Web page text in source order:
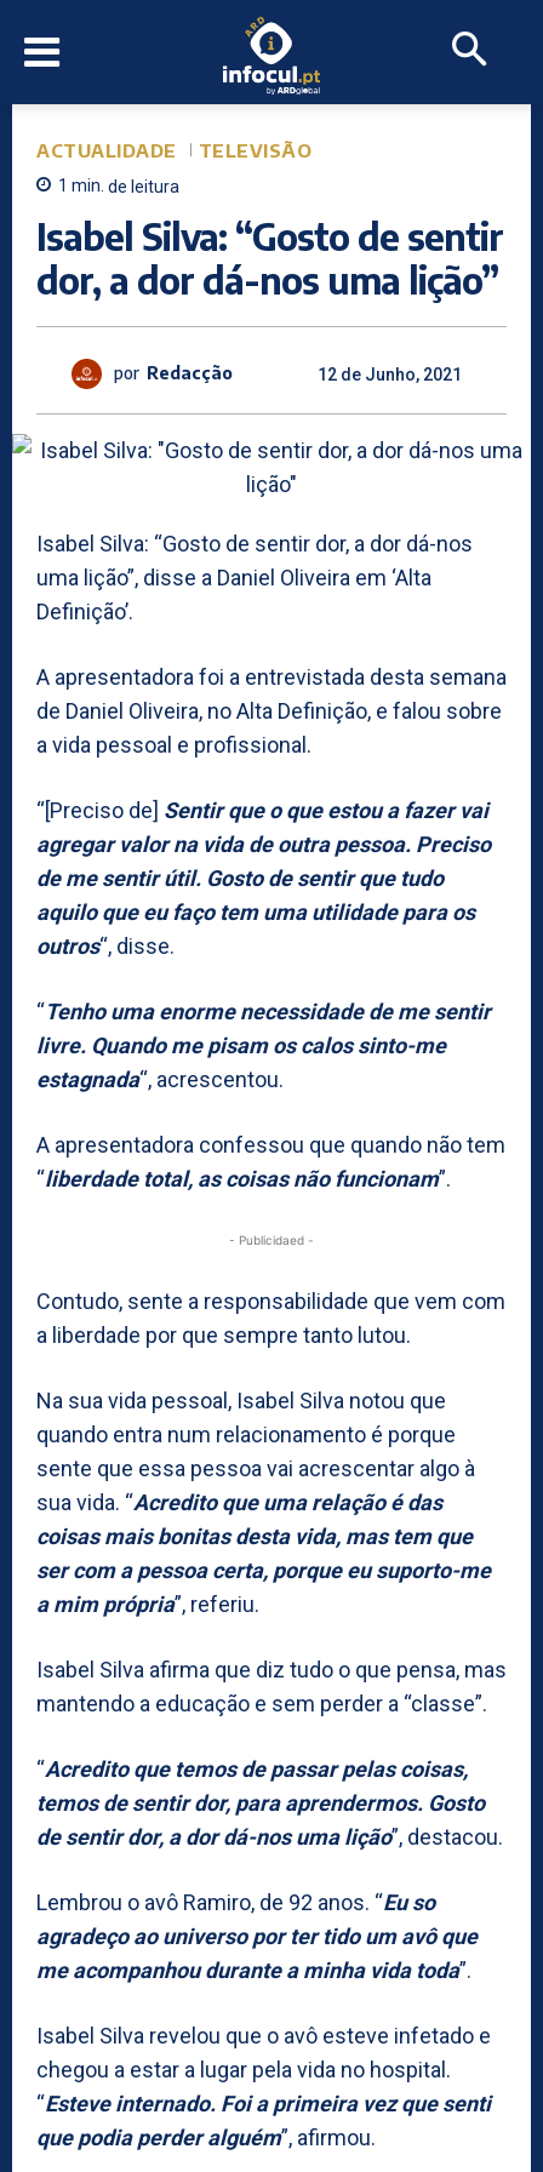
ACTUALIDADE TELEVISÃO
1 min. de leitura
Isabel Silva: “Gosto de sentir
dor, a dor dá-nos uma lição”
por Redacção 12 de Junho, 2021
Isabel Silva: “Gosto de sentir dor, a dor dá-nos
uma lição”, disse a Daniel Oliveira em ‘Alta
Definição’.
A apresentadora foi a entrevistada desta semana
de Daniel Oliveira, no Alta Definição, e falou sobre
a vida pessoal e profissional.
“[Preciso de] Sentir que o que estou a fazer vai
agregar valor na vida de outra pessoa. Preciso
de me sentir útil. Gosto de sentir que tudo
aquilo que eu faço tem uma utilidade para os
outros“, disse.
“Tenho uma enorme necessidade de me sentir
livre. Quando me pisam os calos sinto-me
estagnada“, acrescentou.
A apresentadora confessou que quando não tem
“liberdade total, as coisas não funcionam”.
- Publicidaed -
Contudo, sente a responsabilidade que vem com
a liberdade por que sempre tanto lutou.
Na sua vida pessoal, Isabel Silva notou que
quando entra num relacionamento é porque
sente que essa pessoa vai acrescentar algo à
sua vida. “Acredito que uma relação é das
coisas mais bonitas desta vida, mas tem que
ser com a pessoa certa, porque eu suporto-me
a mim própria”, referiu.
Isabel Silva afirma que diz tudo o que pensa, mas
mantendo a educação e sem perder a “classe”.
“Acredito que temos de passar pelas coisas,
temos de sentir dor, para aprendermos. Gosto
de sentir dor, a dor dá-nos uma lição”, destacou.
Lembrou o avô Ramiro, de 92 anos. “Eu so
agradeço ao universo por ter tido um avô que
me acompanhou durante a minha vida toda”.
Isabel Silva revelou que o avô esteve infetado e
chegou a estar a lugar pela vida no hospital.
“Esteve internado. Foi a primeira vez que senti
que podia perder alguém”, afirmou.